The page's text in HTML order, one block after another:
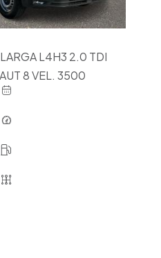
L4H3 2.0 TDI
8 VEL. 3500